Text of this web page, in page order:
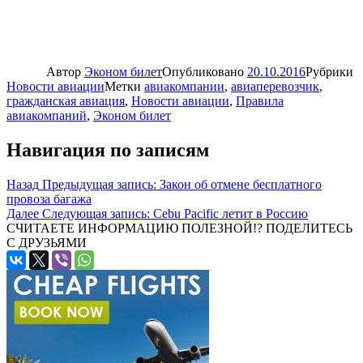
Автор Эконом билетОпубликовано 20.10.2016Рубрики
Новости авиацииМетки авиакомпании, авиаперевозчик,
гражданская авиация, Новости авиации, Правила
авиакомпаний, Эконом билет
Навигация по записям
Назад Предыдущая запись: Закон об отмене бесплатного
провоза багажа
Далее Следующая запись: Cebu Pacific летит в Россию
СЧИТАЕТЕ ИНФОРМАЦИЮ ПОЛЕЗНОЙ!? ПОДЕЛИТЕСЬ
С ДРУЗЬЯМИ